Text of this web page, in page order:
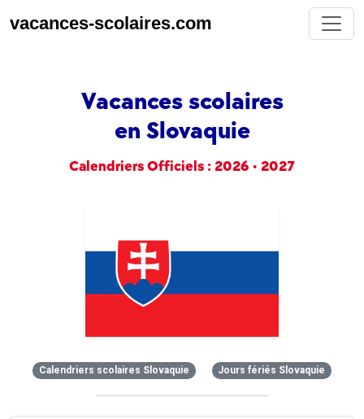
vacances-scolaires.com
Vacances scolaires
en Slovaquie
Calendriers Officiels : 2026 • 2027
Calendriers scolaires Slovaquie Jours fériés Slovaquie